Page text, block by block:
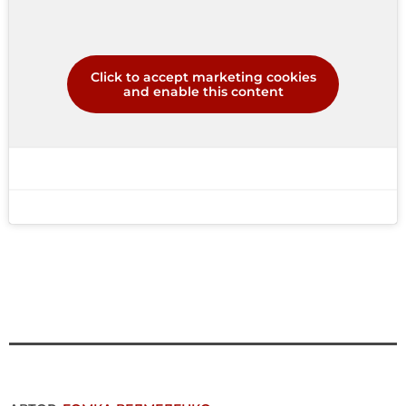
Click to accept marketing cookies
and enable this content